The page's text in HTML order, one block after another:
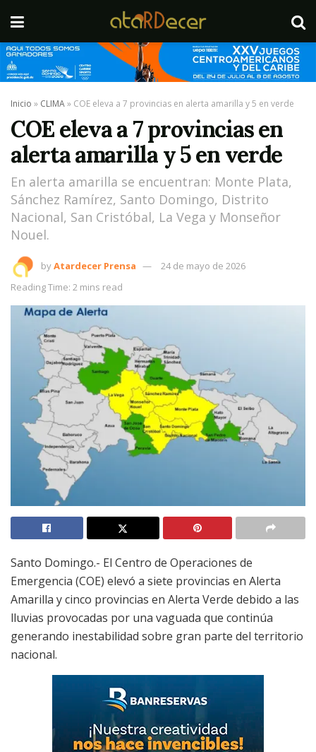
Inicio » CLIMA» COE eleva a 7 provincias en alerta amarilla y 5 en verde
COE eleva a 7 provincias en
alerta amarilla y 5 en verde
En alerta amarilla se encuentran: Monte Plata,
Sánchez Ramírez, Santo Domingo, Distrito
Nacional, San Cristóbal, La Vega y Monseñor
Nouel.
byAtardecer Prensa
24 de mayo de 2026
Reading Time: 2 mins read
Santo Domingo.- El Centro de Operaciones de
Emergencia (COE) elevó a siete provincias en Alerta
Amarilla y cinco provincias en Alerta Verde debido a las
lluvias provocadas por una vaguada que continúa
generando inestabilidad sobre gran parte del territorio
nacional.